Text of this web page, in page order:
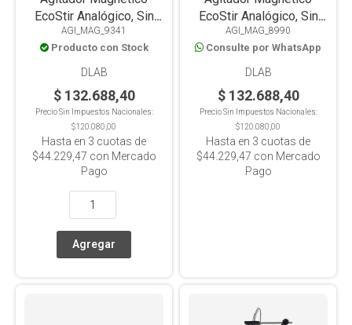
EcoStir Analógico, Sin
Calefacción, Placa PET
Cuadrada, 1.5L
AGI_MAG_9341
Producto con Stock
DLAB
$ 132.688,40
Precio Sin Impuestos Nacionales:
$120.080,00
Hasta en 3 cuotas de
$44.229,47 con Mercado
Pago
EcoStir Analógico, Sin
Calefacción, Placa PET
Redonda, 1.5L
AGI_MAG_8990
Consulte por WhatsApp
DLAB
$ 132.688,40
Precio Sin Impuestos Nacionales:
$120.080,00
Hasta en 3 cuotas de
$44.229,47 con Mercado
Pago